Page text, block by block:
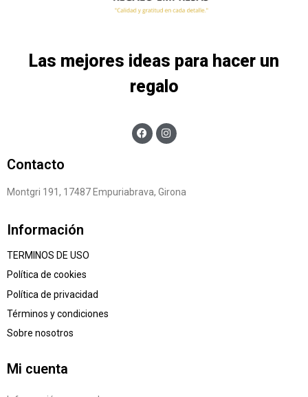
Las mejores ideas para hacer un
regalo
Contacto
Montgri 191, 17487 Empuriabrava, Girona
Información
TERMINOS DE USO
Política de cookies
Política de privacidad
Términos y condiciones
Sobre nosotros
Mi cuenta